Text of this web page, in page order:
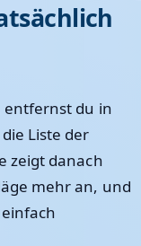
entfernst du in
Liste der
zeigt danach
mehr an, und